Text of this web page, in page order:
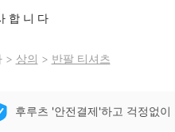
합 니 다
> 상의 > 반팔 티셔츠
후루츠 '안전결제'하고 걱정없이